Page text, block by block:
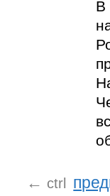
В
← ctrl